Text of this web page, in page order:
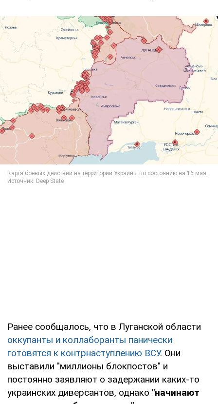
Ранее сообщалось, что в Луганской области
оккупанты и коллаборанты панически
готовятся к контрнаступлению ВСУ. Они
выставили "миллионы блокпостов" и
постоянно заявляют о задержании каких-то
украинских диверсантов, однако "начинают